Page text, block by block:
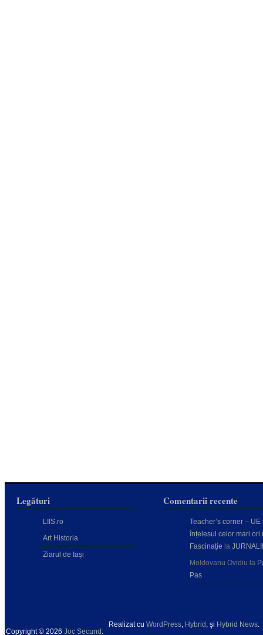
Legături
LIIS.ro
Art Historia
Ziarul de Iași
Comentarii recente
Teacher’s corner – UE
înțelesul celor mari ori
Fascinație la
Moldovanu Ovidiu la
Pas
Copyright © 2026 Joc Secund .
Realizat cu WordPress, Hybrid , şi Hybrid News.